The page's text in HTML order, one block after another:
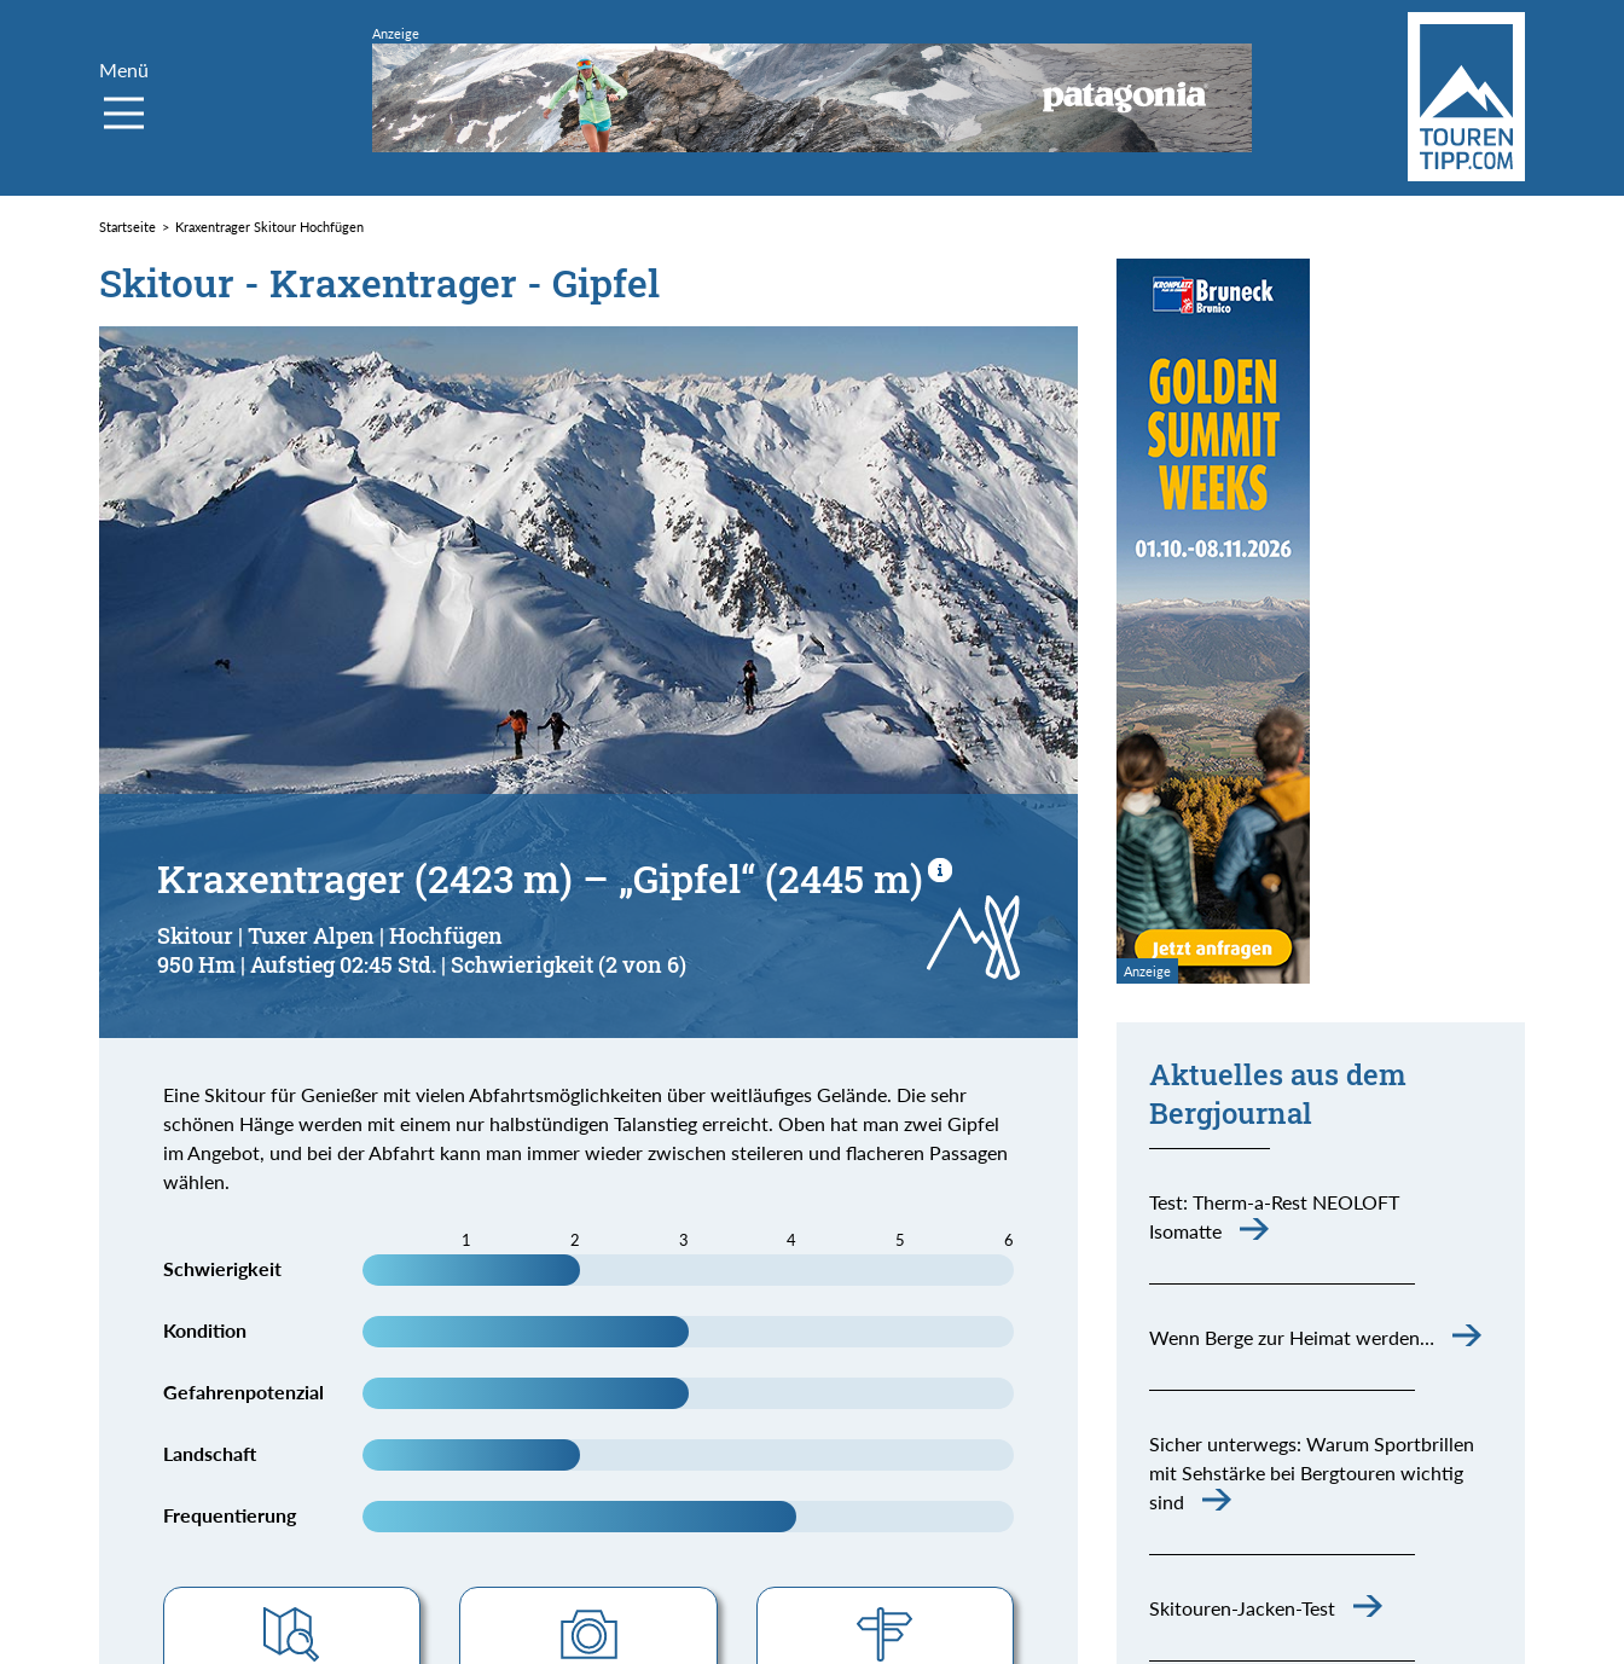
Menü
Startseite Kraxentrager Skitour Hochfügen
Skitour - Kraxentrager - Gipfel
Kraxentrager (2423 m) – „Gipfel“ (2445 m)
Skitour | Tuxer Alpen | Hochfügen
950 Hm | Aufstieg 02:45 Std. | Schwierigkeit (2 von 6)
Eine Skitour für Genießer mit vielen Abfahrtsmöglichkeiten über weitläufiges Gelände. Die sehr
schönen Hänge werden mit einem nur halbstündigen Talanstieg erreicht. Oben hat man zwei Gipfel
im Angebot, und bei der Abfahrt kann man immer wieder zwischen steileren und flacheren Passagen
wählen.
1 2 3 4 5 6
Schwierigkeit
Kondition
Gefahrenpotenzial
Landschaft
Frequentierung
Aktuelles aus dem
Bergjournal
Test: Therm-a-Rest NEOLOFT
Isomatte
Wenn Berge zur Heimat werden…
Sicher unterwegs: Warum Sportbrillen
mit Sehstärke bei Bergtouren wichtig
sind
Skitouren-Jacken-Test